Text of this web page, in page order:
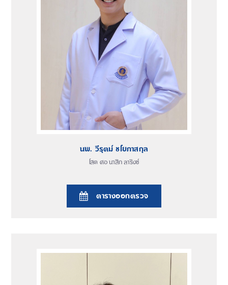
โสต ศอ นาสิก ลาริงซ์
นพ. วีรุตม์ ชโยภาสกุล
ตารางออกตรวจ